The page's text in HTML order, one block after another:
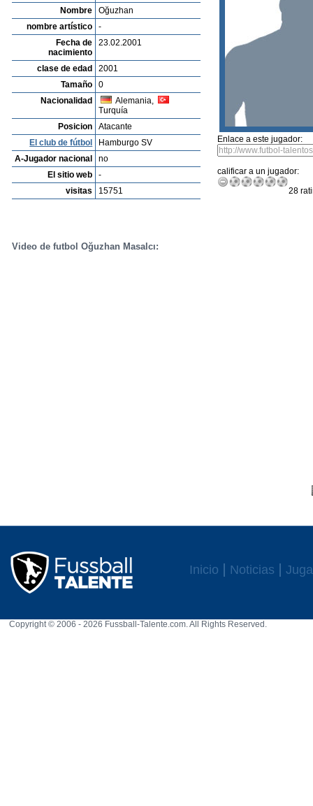
Nombre
Oğuzhan
nombre artístico
-
Fecha de
nacimiento
23.02.2001
clase de edad
2001
Tamaño
0
Nacionalidad
Alemania,
Turquía
Posicion
Atacante
El club de fútbol
Hamburgo SV
A-Jugador nacional
no
El sitio web
-
visitas
15751
Enlace a este jugador:
calificar a un jugador:
28
Video de futbol Oğuzhan Masalcı:
Inicio Noticias
Copyright © 2006 - 2026 Fussball-Talente.com. All Rights Reserved.